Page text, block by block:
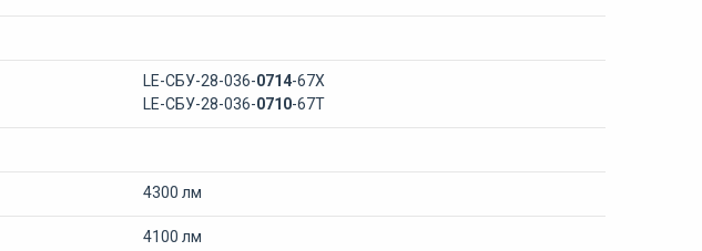
LE-СБУ-28-036-0714-67Х
LE-СБУ-28-036-0710-67Т
4300 лм
4100 лм